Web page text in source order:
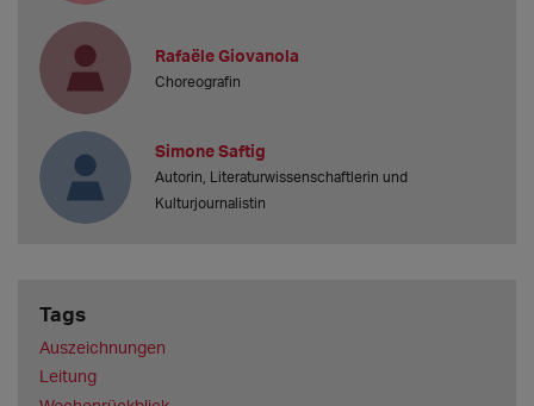
Rafaële Giovanola
Choreografin
Simone Saftig
Autorin, Literaturwissenschaftlerin und
Kulturjournalistin
Tags
Auszeichnungen
Leitung